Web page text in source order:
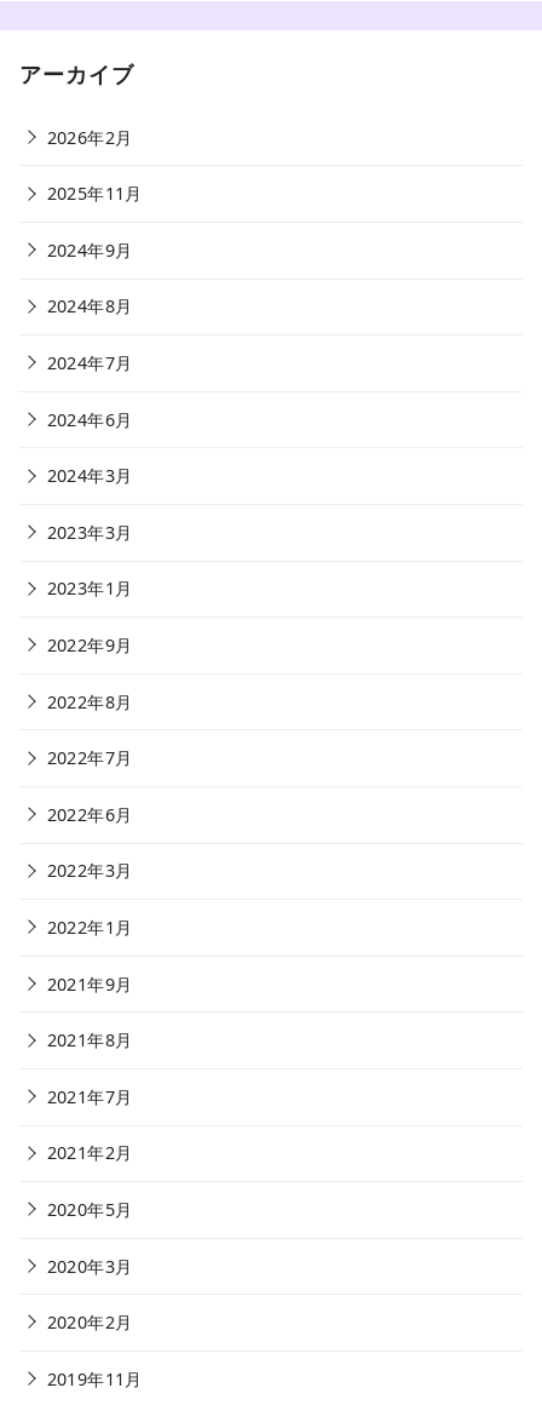
アーカイブ
2026年2月
2025年11月
2024年9月
2024年8月
2024年7月
2024年6月
2024年3月
2023年3月
2023年1月
2022年9月
2022年8月
2022年7月
2022年6月
2022年3月
2022年1月
2021年9月
2021年8月
2021年7月
2021年2月
2020年5月
2020年3月
2020年2月
2019年11月